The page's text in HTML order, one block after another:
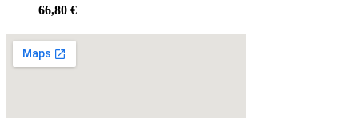
66,80 €